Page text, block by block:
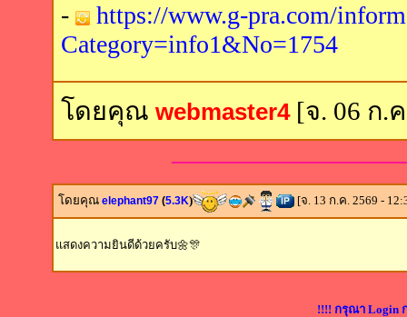
-
https://www.g-pra.com/
Category=info1&No=1754
โดยคุณ webmaster4[จ. 06 ก.ค
โดยคุณ elephant97 (5.3K) [จ. 13 ก.ค. 2569 -
แสดงความยินดีด้วยครับ🌼🎊
!!!! กรุณา Login